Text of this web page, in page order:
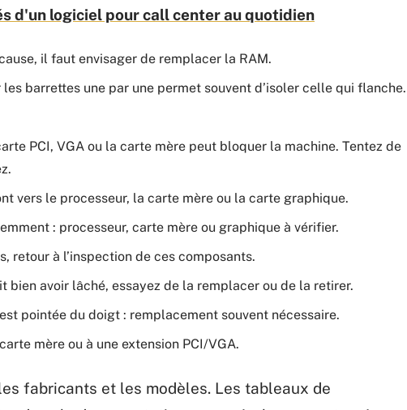
d'un logiciel pour call center au quotidien
il faut envisager de remplacer la RAM.
barrettes une par une permet souvent d’isoler celle qui flanche.
PCI, VGA ou la carte mère peut bloquer la machine. Tentez de
vers le processeur, la carte mère ou la carte graphique.
: processeur, carte mère ou graphique à vérifier.
retour à l’inspection de ces composants.
bien avoir lâché, essayez de la remplacer ou de la retirer.
pointée du doigt : remplacement souvent nécessaire.
mère ou à une extension PCI/VGA.
fabricants et les modèles. Les tableaux de